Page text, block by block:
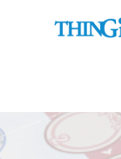
キ
ッ